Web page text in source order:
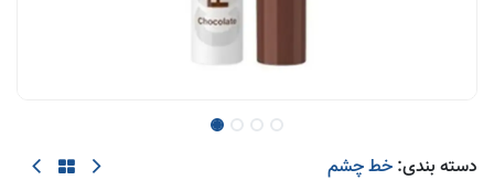
دسته بندی: خط چشم